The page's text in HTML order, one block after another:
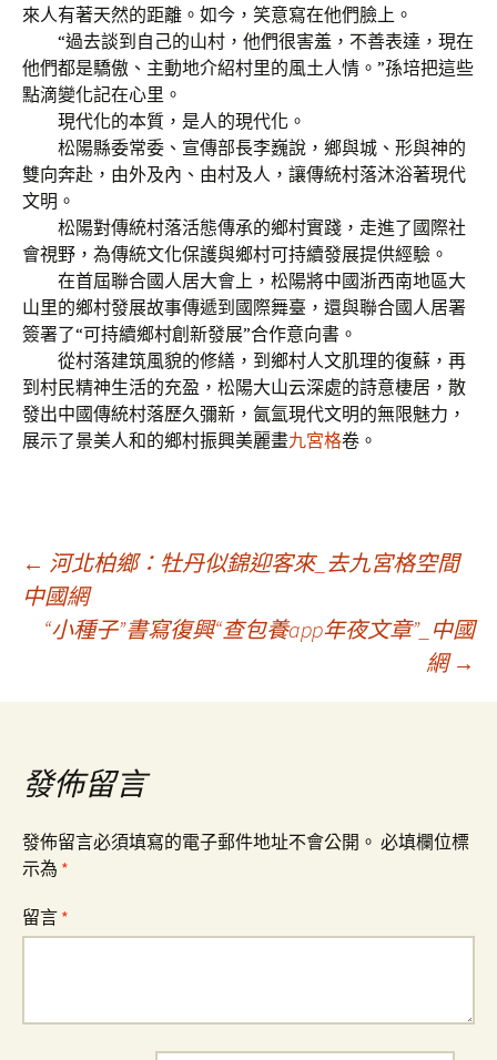
來人有著天然的距離。如今，笑意寫在他們臉上。
“過去談到自己的山村，他們很害羞，不善表達，現在
他們都是驕傲、主動地介紹村里的風土人情。”孫培把這些
點滴變化記在心里。
現代化的本質，是人的現代化。
松陽縣委常委、宣傳部長李巍說，鄉與城、形與神的
雙向奔赴，由外及內、由村及人，讓傳統村落沐浴著現代
文明。
松陽對傳統村落活態傳承的鄉村實踐，走進了國際社
會視野，為傳統文化保護與鄉村可持續發展提供經驗。
在首屆聯合國人居大會上，松陽將中國浙西南地區大
山里的鄉村發展故事傳遞到國際舞臺，還與聯合國人居署
簽署了“可持續鄉村創新發展”合作意向書。
從村落建筑風貌的修繕，到鄉村人文肌理的復蘇，再
到村民精神生活的充盈，松陽大山云深處的詩意棲居，散
發出中國傳統村落歷久彌新，氤氳現代文明的無限魅力，
展示了景美人和的鄉村振興美麗畫九宮格卷。
文
章
導
覽
← 河北柏鄉：牡丹似錦迎客來_去九宮格空間
中國網
“小種子”書寫復興“查包養app年夜文章”_中國
網 →
發佈留言
發佈留言必須填寫的電子郵件地址不會公開。 必填欄位標
示為 *
留言 *